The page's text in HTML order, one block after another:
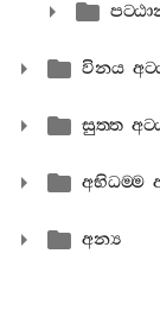
විනය
සුත‍්ත
අභිධම‍්ම
අන්‍ය